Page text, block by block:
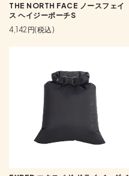
THE NORTH FACE ノースフェイ
ス ヘイジーポーチS
4,142円(税込)